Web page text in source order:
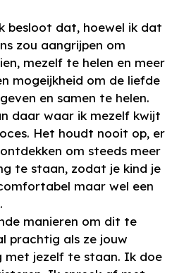
besloot dat, hoewel ik dat
zou aangrijpen om
mezelf te helen en meer
mogeijkheid om de liefde
en samen te helen.
daar waar ik mezelf kwijt
Het houdt nooit op, er
om steeds meer
te staan, zodat je kind je
maar wel een
manieren om dit te
prachtig als ze jouw
met jezelf te staan. Ik doe